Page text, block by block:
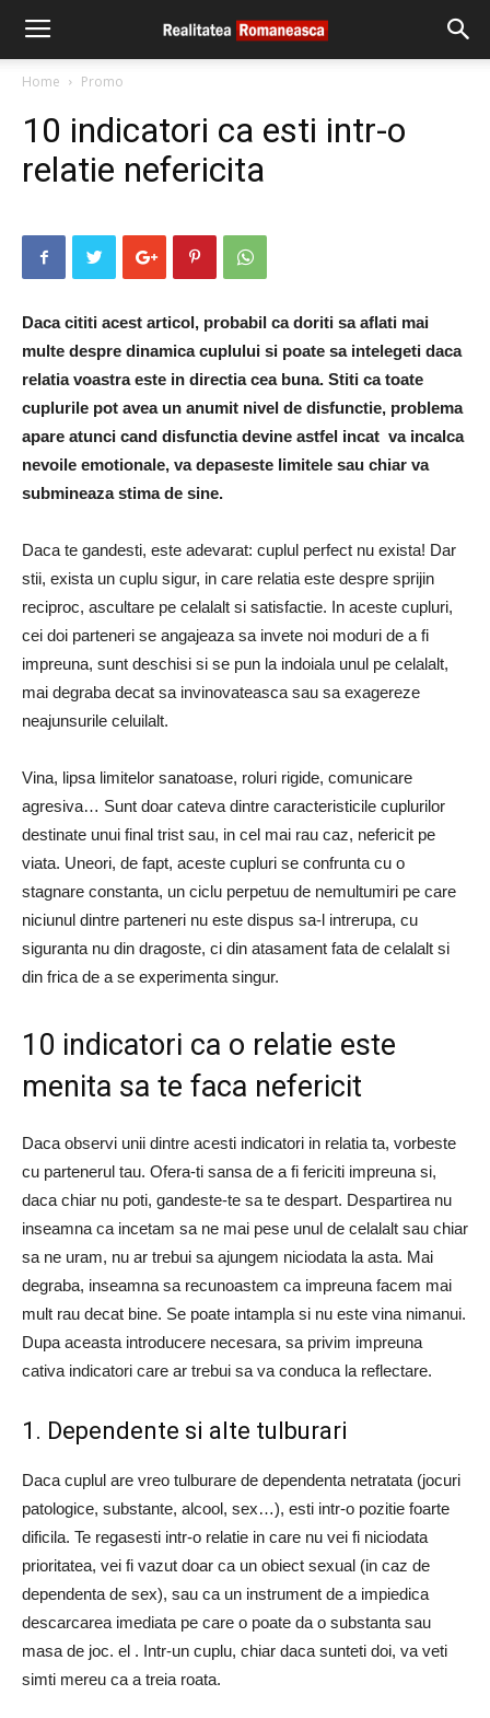
Home Promo
10 indicatori ca esti intr-o
relatie nefericita
Daca cititi acest articol, probabil ca doriti sa aflati mai
multe despre dinamica cuplului si poate sa intelegeti daca
relatia voastra este in directia cea buna. Stiti ca toate
cuplurile pot avea un anumit nivel de disfunctie, problema
apare atunci cand disfunctia devine astfel incat va incalca
nevoile emotionale, va depaseste limitele sau chiar va
submineaza stima de sine.
Daca te gandesti, este adevarat: cuplul perfect nu exista! Dar
stii, exista un cuplu sigur, in care relatia este despre sprijin
reciproc, ascultare pe celalalt si satisfactie. In aceste cupluri,
cei doi parteneri se angajeaza sa invete noi moduri de a fi
impreuna, sunt deschisi si se pun la indoiala unul pe celalalt,
mai degraba decat sa invinovateasca sau sa exagereze
neajunsurile celuilalt.
Vina, lipsa limitelor sanatoase, roluri rigide, comunicare
agresiva… Sunt doar cateva dintre caracteristicile cuplurilor
destinate unui final trist sau, in cel mai rau caz, nefericit pe
viata. Uneori, de fapt, aceste cupluri se confrunta cu o
stagnare constanta, un ciclu perpetuu de nemultumiri pe care
niciunul dintre parteneri nu este dispus sa-l intrerupa, cu
siguranta nu din dragoste, ci din atasament fata de celalalt si
din frica de a se experimenta singur.
10 indicatori ca o relatie este
menita sa te faca nefericit
Daca observi unii dintre acesti indicatori in relatia ta, vorbeste
cu partenerul tau. Ofera-ti sansa de a fi fericiti impreuna si,
daca chiar nu poti, gandeste-te sa te despart. Despartirea nu
inseamna ca incetam sa ne mai pese unul de celalalt sau chiar
sa ne uram, nu ar trebui sa ajungem niciodata la asta. Mai
degraba, inseamna sa recunoastem ca impreuna facem mai
mult rau decat bine. Se poate intampla si nu este vina nimanui.
Dupa aceasta introducere necesara, sa privim impreuna
cativa indicatori care ar trebui sa va conduca la reflectare.
1. Dependente si alte tulburari
Daca cuplul are vreo tulburare de dependenta netratata (jocuri
patologice, substante, alcool, sex…), esti intr-o pozitie foarte
dificila. Te regasesti intr-o relatie in care nu vei fi niciodata
prioritatea, vei fi vazut doar ca un obiect sexual (in caz de
dependenta de sex), sau ca un instrument de a impiedica
descarcarea imediata pe care o poate da o substanta sau
masa de joc. el . Intr-un cuplu, chiar daca sunteti doi, va veti
simti mereu ca a treia roata.